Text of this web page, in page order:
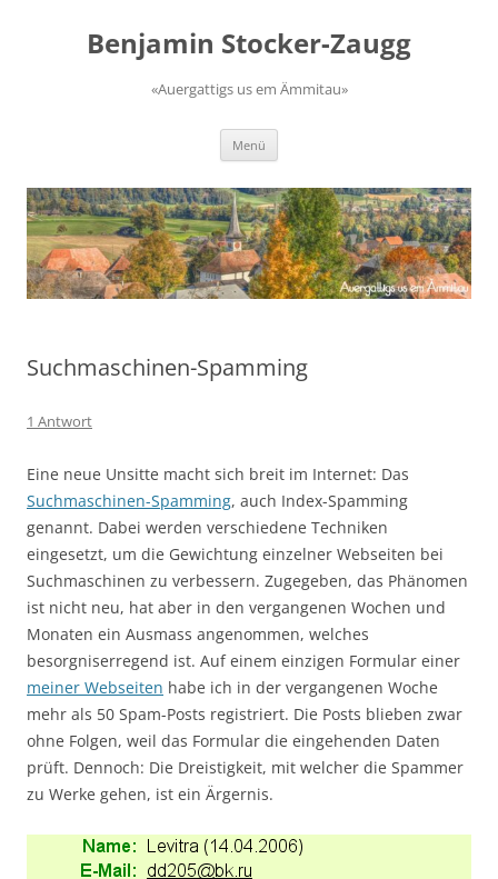
springenBenjamin Stocker-Zaugg
«Auergattigs us em Ämmitau»
Menü
Suchmaschinen-Spamming
1 Antwort
Eine neue Unsitte macht sich breit im Internet: Das
Suchmaschinen-Spamming, auch Index-Spamming
genannt. Dabei werden verschiedene Techniken
eingesetzt, um die Gewichtung einzelner Webseiten bei
Suchmaschinen zu verbessern. Zugegeben, das Phänomen
ist nicht neu, hat aber in den vergangenen Wochen und
Monaten ein Ausmass angenommen, welches
besorgniserregend ist. Auf einem einzigen Formular einer
meiner Webseiten habe ich in der vergangenen Woche
mehr als 50 Spam-Posts registriert. Die Posts blieben zwar
ohne Folgen, weil das Formular die eingehenden Daten
prüft. Dennoch: Die Dreistigkeit, mit welcher die Spammer
zu Werke gehen, ist ein Ärgernis.